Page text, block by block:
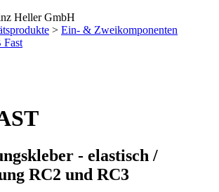
> Ein- & Zweikomponenten
Fast
- elastisch /
RC2 und RC3